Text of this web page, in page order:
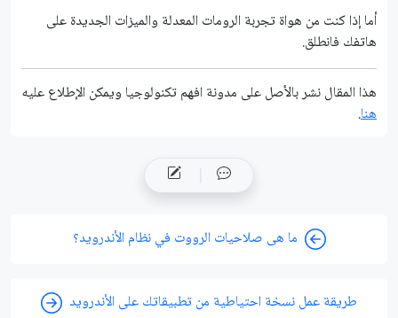
أما إذا كنت من هواة تجربة الرومات المعدلة والميزات الجديدة على
هاتفك فانطلق.
هذا المقال نشر باﻷصل على مدونة افهم تكنولوجيا ويمكن الإطلاع عليه
هنا.
ما هى صلاحيات الرووت في نظام الأندرويد؟
طريقة عمل نسخة احتياطية من تطبيقاتك على الأندرويد